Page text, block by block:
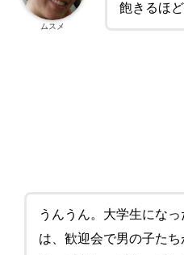
飽きるほ
ムスメ
うんうん。大学生にな
は、歓迎会で男の子た